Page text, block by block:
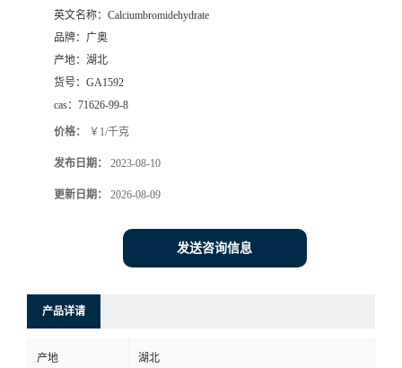
英文名称： Calciumbromidehydrate
品牌： 广奥
产地： 湖北
货号： GA1592
cas： 71626-99-8
价格： ￥1/千克
发布日期： 2023-08-10
更新日期： 2026-08-09
发送咨询信息
产品详请
产地 湖北